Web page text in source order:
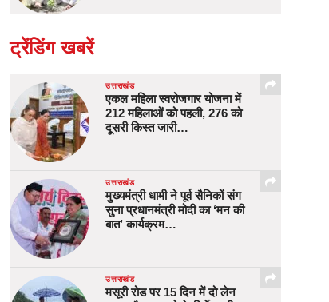
ट्रेंडिंग खबरें
उत्तराखंड
एकल महिला स्वरोजगार योजना में
212 महिलाओं को पहली, 276 को
दूसरी किस्त जारी…
उत्तराखंड
मुख्यमंत्री धामी ने पूर्व सैनिकों संग
सुना प्रधानमंत्री मोदी का ‘मन की
बात’ कार्यक्रम…
उत्तराखंड
मसूरी रोड पर 15 दिन में दो लेन